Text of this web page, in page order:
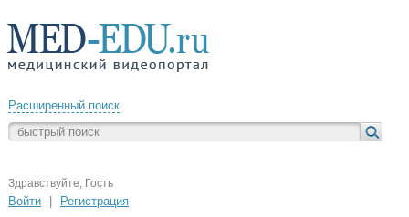
Расширенный поиск
Здравствуйте, Гость
Войти Регистрация